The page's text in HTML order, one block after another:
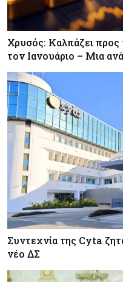
Μ. Δαμιανός:
αναμένεται η
Κόσμος
Saudi Aramco:
πετρελαίου
Ορμούζ
Κύπρος
Πιάνει
Ανάπτυξης
Χρυσός: Καλπάζει
τον Ιανουάριο – Μια
Συντεχνία της Cyta
νέο ΔΣ